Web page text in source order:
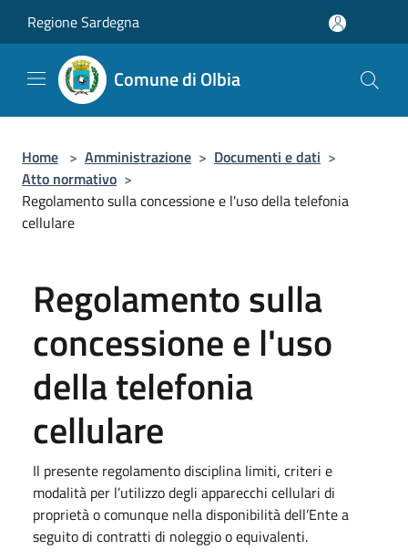
Regione Sardegna
Comune di Olbia
Home > Amministrazione > Documenti e dati >
Atto normativo >
Regolamento sulla concessione e l'uso della telefonia
cellulare
Regolamento sulla
concessione e l'uso
della telefonia
cellulare
Il presente regolamento disciplina limiti, criteri e
modalità per l’utilizzo degli apparecchi cellulari di
proprietà o comunque nella disponibilità dell’Ente a
seguito di contratti di noleggio o equivalenti.